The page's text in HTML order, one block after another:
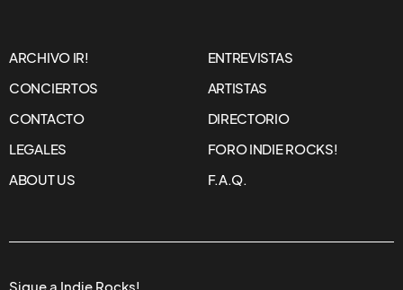
NOTICIAS
BLOC PARTY COMENZARÁ
UNA GIRA